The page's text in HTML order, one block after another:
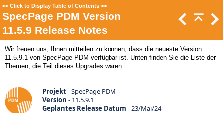
<< Click to Display Table of Contents >>
SpecPage PDM Version
11.5.9 Release Notes
Wir freuen uns, Ihnen mitteilen zu können, dass die neueste Version
11.5.9.1 von SpecPage PDM verfügbar ist. Unten finden Sie die Liste der
Themen, die Teil dieses Upgrades waren.
Projekt- SpecPage PDM
Version - 11.5.9.1
Geplantes Release Datum -23/Mai/24